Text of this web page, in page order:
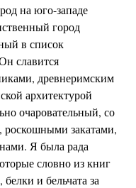
на юго-западе
город
в список
славится
древнеримским
архитектурой
очаровательный, со
закатами,
Я была рада
словно из книг
и бельчата за